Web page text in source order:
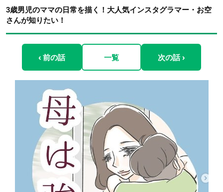
3歳男児のママの日常を描く！大人気インスタグラマー・お空
さんが知りたい！
‹ 前の話 一覧 次の話 ›